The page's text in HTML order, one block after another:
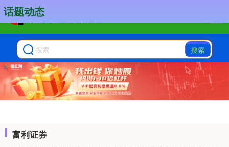
搜索
富利证券
话题动态